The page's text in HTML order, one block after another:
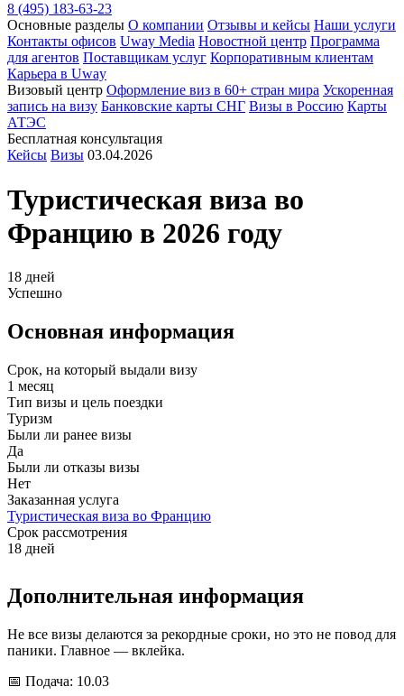
8 (495) 183-63-23
Основные разделы О компании Отзывы и кейсы Наши услуги
Контакты офисов Uway Media Новостной центр Программа
для агентов Поставщикам услуг Корпоративным клиентам
Карьера в Uway
Визовый центр Оформление виз в 60+ стран мира Ускоренная
запись на визу Банковские карты СНГ Визы в Россию Карты
АТЭС
Бесплатная консультация
Кейсы Визы 03.04.2026
Туристическая виза во
Францию в 2026 году
18 дней
Успешно
Основная информация
Срок, на который выдали визу
1 месяц
Тип визы и цель поездки
Туризм
Были ли ранее визы
Да
Были ли отказы визы
Нет
Заказанная услуга
Туристическая виза во Францию
Срок рассмотрения
18 дней
Дополнительная информация
Не все визы делаются за рекордные сроки, но это не повод для
паники. Главное — вклейка.
📅 Подача: 10.03